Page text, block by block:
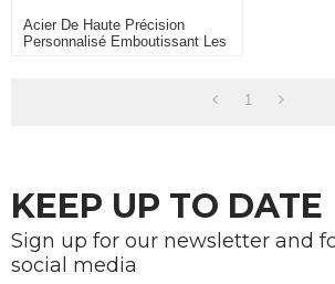
Acier De Haute Précision
Personnalisé Emboutissant Les
1
KEEP UP TO DATE
Sign up for our newsletter and
social media